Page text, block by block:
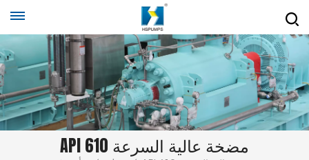
API 610 مضخة عالية السرعة